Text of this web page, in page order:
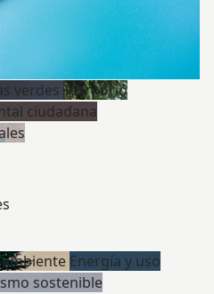
verdes Territorio
ciudadana
Energía y uso
sostenible